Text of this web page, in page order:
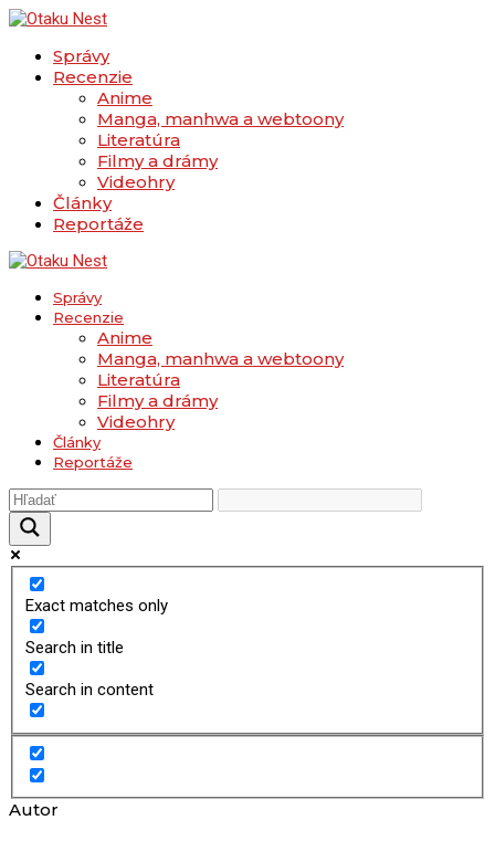
Správy
Recenzie
Anime
Manga, manhwa a webtoony
Literatúra
Filmy a drámy
Videohry
Články
Reportáže
Správy
Recenzie
Anime
Manga, manhwa a webtoony
Literatúra
Filmy a drámy
Videohry
Články
Reportáže
Exact matches only
Search in title
Search in content
Autor